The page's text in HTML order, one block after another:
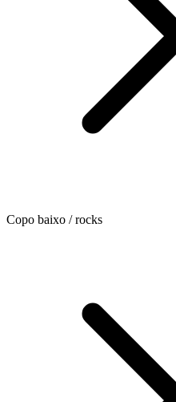
Copo baixo / rocks